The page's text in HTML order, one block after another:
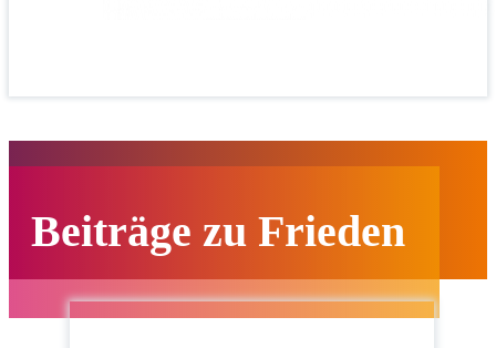
Beiträge zu Frieden